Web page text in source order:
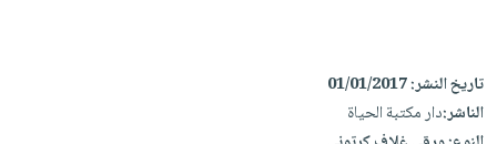
على
Android
masmu3
على
Apple
القراءة
جوائز
أجهزة
العناية
الشخصية
المطبخ
والسفرة
جديد
تاريخ النشر:01/01/2017
الناشر:دار مكتبة الحياة